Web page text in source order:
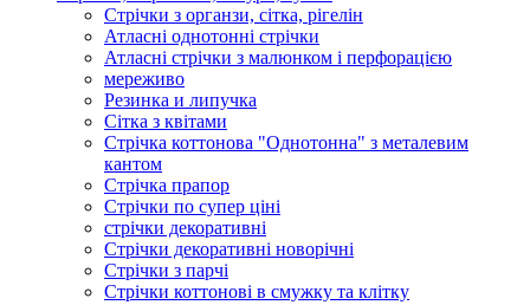
Стрічки з органзи, сітка, рігелін
Атласні однотонні стрічки
Атласні стрічки з малюнком і перфорацією
мереживо
Резинка и липучка
Сітка з квітами
Стрічка коттонова "Однотонна" з металевим
кантом
Стрічка прапор
Стрічки по супер ціні
стрічки декоративні
Стрічки декоративні новорічні
Стрічки з парчі
Стрічки коттонові в смужку та клітку